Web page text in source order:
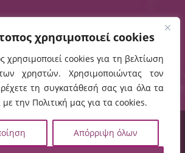
χρησιμοποιεί cookies
χρησιμοποιεί cookies για τη βελτίωση
χρηστών. Χρησιμοποιώντας τον
τη συγκατάθεσή σας για όλα τα
την Πολιτική μας για τα cookies.
Απόρριψη όλων
|Πολιτική Cookies,Όροι Χρήσης
Προσβασιμότητας